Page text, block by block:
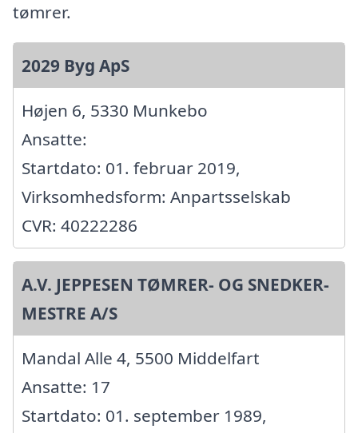
tømrer.
2029 Byg ApS
Højen 6, 5330 Munkebo
Ansatte:
Startdato: 01. februar 2019,
Virksomhedsform: Anpartsselskab
CVR: 40222286
A.V. JEPPESEN TØMRER- OG SNEDKER-
MESTRE A/S
Mandal Alle 4, 5500 Middelfart
Ansatte: 17
Startdato: 01. september 1989,